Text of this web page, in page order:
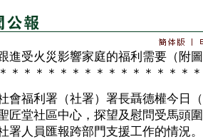
進受火災影響家庭的福利需要（附
＊＊＊＊＊＊＊＊＊＊＊＊＊＊＊
福利署（社署）署長聶德權今日（
匠堂社區中心，探望及慰問受馬頭
署人員匯報跨部門支援工作的情況。